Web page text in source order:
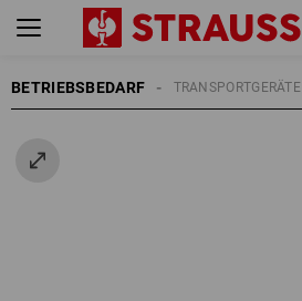
BETRIEBSBEDARF TRANSPORTGERÄTE